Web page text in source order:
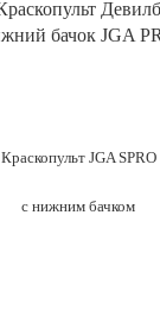
Краскопульт JGA SPRO
с нижним бачком